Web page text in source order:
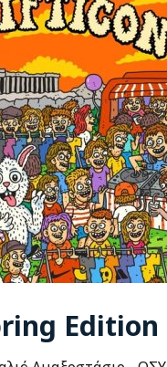
Edition